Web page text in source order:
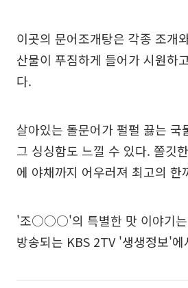
이곳의 문어조개탕은 각종 조개
산물이 푸짐하게 들어가 시원하
다.
살아있는 돌문어가 펄펄 끓는 국
그 싱싱함도 느낄 수 있다. 쫄깃
에 야채까지 어우러져 최고의 한
'조○○○'의 특별한 맛 이야기는
방송되는 KBS 2TV '생생정보'